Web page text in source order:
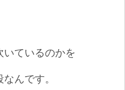
ているのかを
んです。